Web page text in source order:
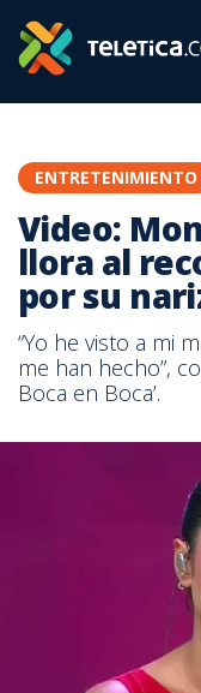
ENTRETENIMIENTO
Video:
llora al
por su
“Yo he visto a mi
me han hecho”,
Boca en Boca’.